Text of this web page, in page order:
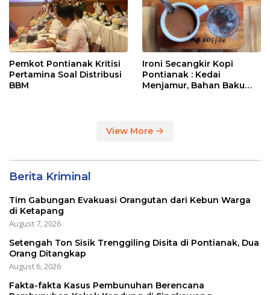
Pemkot Pontianak Kritisi
Pertamina Soal Distribusi
BBM
Ironi Secangkir Kopi
Pontianak : Kedai
Menjamur, Bahan Baku
View More
Berita Kriminal
Tim Gabungan Evakuasi Orangutan dari Kebun Warga
di Ketapang
August 7, 2026
Setengah Ton Sisik Trenggiling Disita di Pontianak, Dua
Orang Ditangkap
August 6, 2026
Fakta-fakta Kasus Pembunuhan Berencana